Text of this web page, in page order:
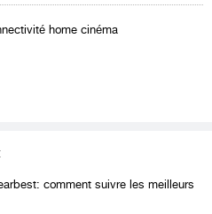
home cinéma
comment suivre les meilleurs